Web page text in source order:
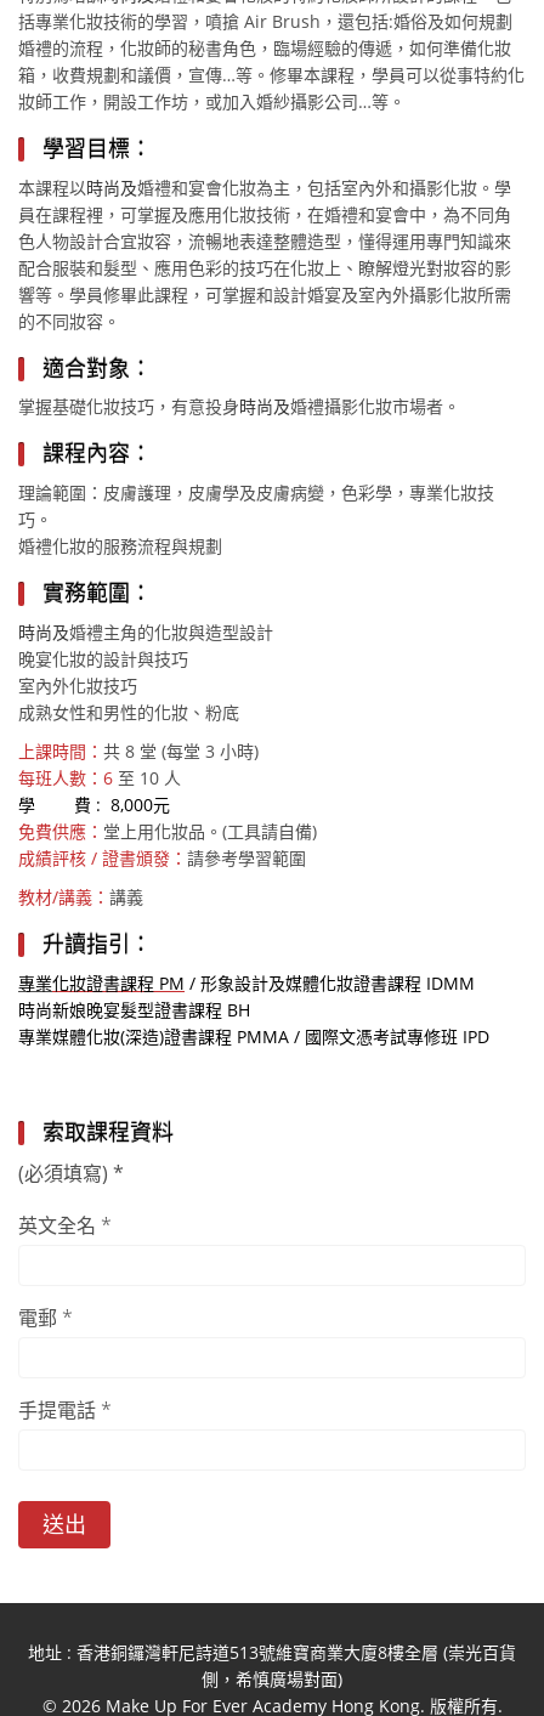
括專業化妝技術的學習，噴搶 Air Brush，還包括:婚俗及如何規劃
婚禮的流程，化妝師的秘書角色，臨場經驗的傳遞，如何準備化妝
箱，收費規劃和議價，宣傳…等。修畢本課程，學員可以從事特約化
妝師工作，開設工作坊，或加入婚紗攝影公司…等。
學習目標：
本課程以時尚及婚禮和宴會化妝為主，包括室內外和攝影化妝。學
員在課程裡，可掌握及應用化妝技術，在婚禮和宴會中，為不同角
色人物設計合宜妝容，流暢地表達整體造型，懂得運用專門知識來
配合服裝和髮型、應用色彩的技巧在化妝上、瞭解燈光對妝容的影
響等。學員修畢此課程，可掌握和設計婚宴及室內外攝影化妝所需
的不同妝容。
適合對象：
掌握基礎化妝技巧，有意投身時尚及婚禮攝影化妝市場者。
課程內容：
理論範圍：皮膚護理，皮膚學及皮膚病變，色彩學，專業化妝技
巧。
婚禮化妝的服務流程與規劃
實務範圍：
時尚及婚禮主角的化妝與造型設計
晚宴化妝的設計與技巧
室內外化妝技巧
成熟女性和男性的化妝、粉底
上課時間： 共 8 堂 (每堂 3 小時)
每班人數：6 至 10 人
學 費 : 8,000元
免費供應： 堂上用化妝品。(工具請自備)
成績評核 / 證書頒發： 請參考學習範圍
教材/講義： 講義
升讀指引：
專業化妝證書課程 PM / 形象設計及媒體化妝證書課程 IDMM
時尚新娘晚宴髮型證書課程 BH
專業媒體化妝(深造)證書課程 PMMA / 國際文憑考試專修班 IPD
索取課程資料
(必須填寫) *
英文全名 *
電郵 *
手提電話 *
送出
地址 : 香港銅鑼灣軒尼詩道513號維寶商業大廈8樓全層 (崇光百貨
側，希慎廣場對面)
© 2026 Make Up For Ever Academy Hong Kong. 版權所有.